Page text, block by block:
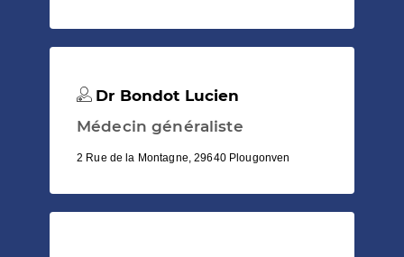
Dr Bondot Lucien
Médecin généraliste
2 Rue de la Montagne, 29640 Plougonven